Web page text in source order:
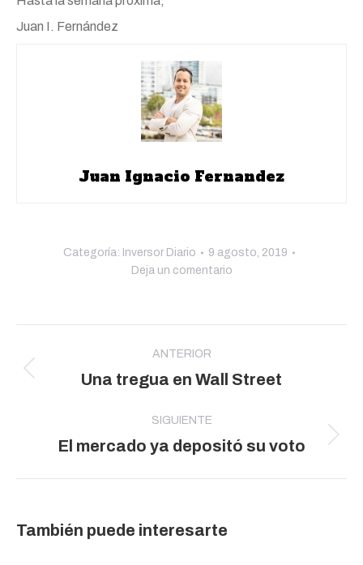
Juan I. Fernández
Juan Ignacio Fernandez
Categoría: Inversor Diario
9 agosto, 2019
Deja un comentario
entre
publicaciones
ANTERIOR
Publicación
Una tregua en Wall Street
SIGUIENTE
Publicación
El mercado ya depositó su voto
También puede interesarte